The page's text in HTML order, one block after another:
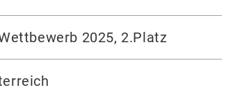
2025, 2.Platz